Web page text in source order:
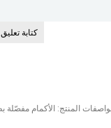
كتابة تعليق